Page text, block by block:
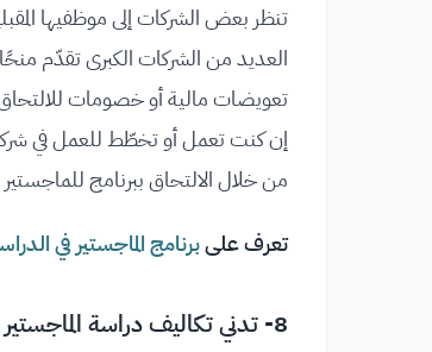
تنظر بعض الشركات إلى موظفيها
العديد من الشركات الكبرى تقدّم
تعويضات مالية أو خصومات
إن كنت تعمل أو تخطّط للعمل في شركة
من خلال الالتحاق ببرنامج
تعرف علىبرنامج الماجستير في
8- تدني تكاليف دراسة الماجستير